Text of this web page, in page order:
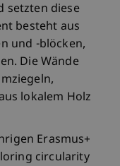
setzten diese
besteht aus
und -blöcken,
Die Wände
lokalem Holz
Erasmus+
circularity